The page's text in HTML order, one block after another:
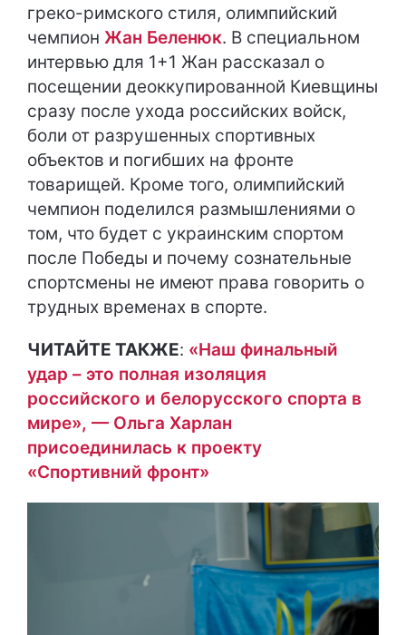
греко-римского стиля, олимпийский
чемпион Жан Беленюк. В специальном
интервью для 1+1 Жан рассказал о
посещении деоккупированной Киевщины
сразу после ухода российских войск,
боли от разрушенных спортивных
объектов и погибших на фронте
товарищей. Кроме того, олимпийский
чемпион поделился размышлениями о
том, что будет с украинским спортом
после Победы и почему сознательные
спортсмены не имеют права говорить о
трудных временах в спорте.
ЧИТАЙТЕ ТАКЖЕ: «Наш финальный
удар – это полная изоляция
российского и белорусского спорта в
мире», — Ольга Харлан
присоединилась к проекту
«Спортивний фронт»